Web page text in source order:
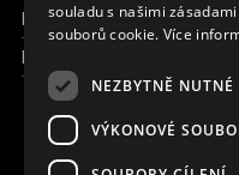
Kde pracujeme
Kontaktujte nás
souladu s našimi
souborů cookie. Více
NEZBYTNĚ NUTNÉ
VÝKONOVÉ